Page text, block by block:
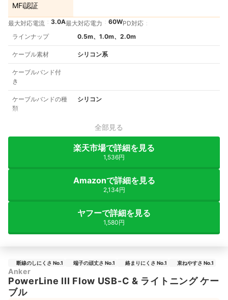
MFi認証
最大対応電流 3.0A最大対応電力 60WPD対応
ラインナップ
0.5m、1.0m、2.0m
ケーブル素材 シリコン系
ケーブルバンド付
き
ケーブルバンドの種
類
シリコン
全部見る
楽天市場で詳細を見る
1,536円
Amazonで詳細を見る
2,134円
ヤフーで詳細を見る
1,580円
断線のしにくさ No.1 端子の頑丈さ No.1 絡まりにくさ No.1 束ねやすさ No.1
Anker
PowerLine III Flow USB-C & ライトニング ケー
ブル